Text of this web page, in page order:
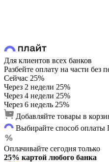
Для клиентов всех банков
Разбейте оплату на части без
Сейчас 25%
Через 2 недели 25%
Через 4 недели 25%
Через 6 недель 25%
Добавляйте товары в
Выбирайте способ оплаты
Оплачивайте сегодня только
25% картой любого банка